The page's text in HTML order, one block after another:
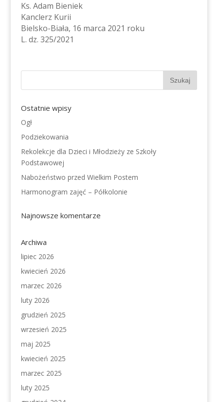
Ks. Adam Bieniek
Kanclerz Kurii
Bielsko-Biała, 16 marca 2021 roku
L. dz. 325/2021
Ostatnie wpisy
Ogł
Podziekowania
Rekolekcje dla Dzieci i Młodzieży ze Szkoły
Podstawowej
Nabożeństwo przed Wielkim Postem
Harmonogram zajęć – Półkolonie
Najnowsze komentarze
Archiwa
lipiec 2026
kwiecień 2026
marzec 2026
luty 2026
grudzień 2025
wrzesień 2025
maj 2025
kwiecień 2025
marzec 2025
luty 2025